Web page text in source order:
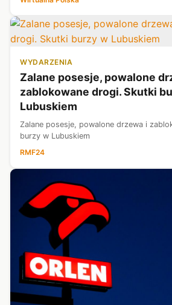
WYDARZENIA
Zalane posesje, powalone
zablokowane drogi. Skutki
Lubuskiem
Zalane posesje, powalone drzewa i
burzy w Lubuskiem
RMF24